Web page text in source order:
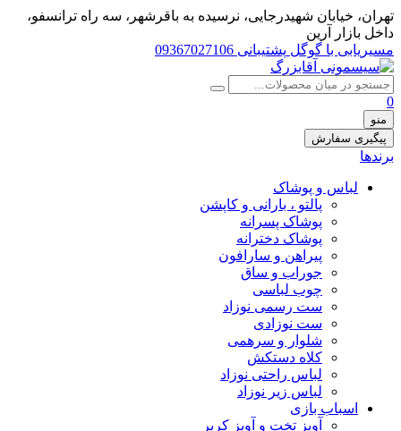
تهران، خيابان شهيدرجايى، نرسیده به باقرشهر، سه راه ترانسفو،
داخل بازار آرین
مسیریابی با گوگل پشتیبانی 09367027106
0
منو
پیگیری سفارش
برندها
لباس و پوشاک
پالتو ، بارانی و کاپشن
پوشاک پسرانه
پوشاک دخترانه
پیراهن و سارافون
جوراب و ساق
چوب لباسی
ست رسمی نوزاد
ست نوزادی
شلوار و سرهمی
کلاه دستکش
لباس راحتی نوزاد
لباس زیر نوزاد
اسباب بازی
آویز تخت و آویز کریر